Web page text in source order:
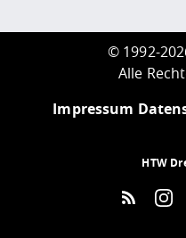
© 1992-
Alle
Impressum
HTW